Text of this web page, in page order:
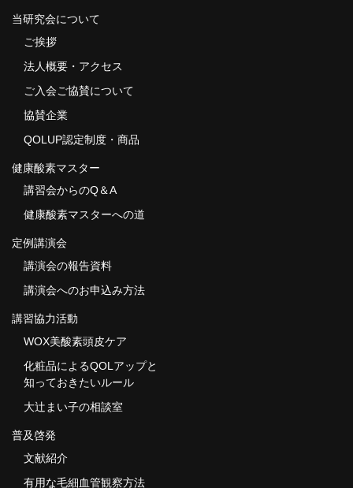
当研究会について
ご挨拶
法人概要・アクセス
ご入会ご協賛について
協賛企業
QOLUP認定制度・商品
健康酸素マスター
講習会からのQ＆A
健康酸素マスターへの道
定例講演会
講演会の報告資料
講演会へのお申込み方法
講習協力活動
WOX美酸素頭皮ケア
化粧品によるQOLアップと
知っておきたいルール
大辻まい子の相談室
普及啓発
文献紹介
有用な毛細血管観察方法